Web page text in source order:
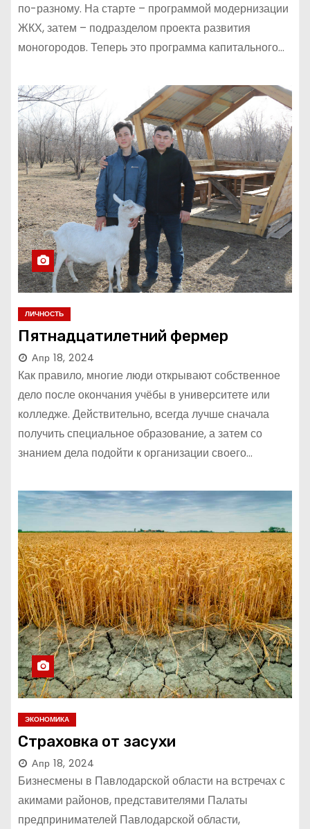
по-разному. На старте – программой модернизации
ЖКХ, затем – подразделом проекта развития
моногородов. Теперь это программа капитального…
ЛИЧНОСТЬ
Пятнадцатилетний фермер
Апр 18, 2024
Как правило, многие люди открывают собственное
дело после окончания учёбы в университете или
колледже. Действительно, всегда лучше сначала
получить специальное образование, а затем со
знанием дела подойти к организации своего…
ЭКОНОМИКА
Страховка от засухи
Апр 18, 2024
Бизнесмены в Павлодарской области на встречах с
акимами районов, представителями Палаты
предпринимателей Павлодарской области,